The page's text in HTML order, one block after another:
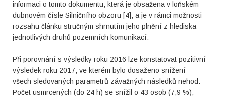
informaci o tomto dokumentu, která je obsažena v loňském
dubnovém čísle Silničního obzoru [4], a je v rámci možnosti
rozsahu článku stručným shrnutím jeho plnění z hlediska
jednotlivých druhů pozemních komunikací.
Při porovnání s výsledky roku 2016 lze konstatovat pozitivní
výsledek roku 2017, ve kterém bylo dosaženo snížení
všech sledovaných parametrů závažných následků nehod.
Počet usmrcených (do 24 h) se snížil o 43 osob (7,9 %),